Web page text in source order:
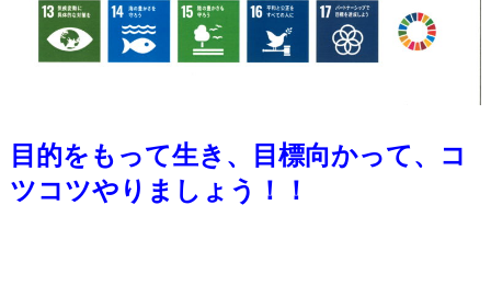
目的をもって生き、目標向かって、コ
ツコツやりましょう！！